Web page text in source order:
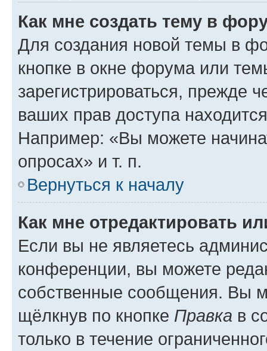
Как мне создать тему в
Для создания новой темы в
кнопке в окне форума или
зарегистрироваться, прежде
ваших прав доступа
Например: «Вы можете
опросах» и т. п.
Вернуться к началу
Как мне отредактировать
Если вы не являетесь
конференции, вы можете
собственные сообщения. Вы
щёлкнув по кнопке Правка в
только в течение